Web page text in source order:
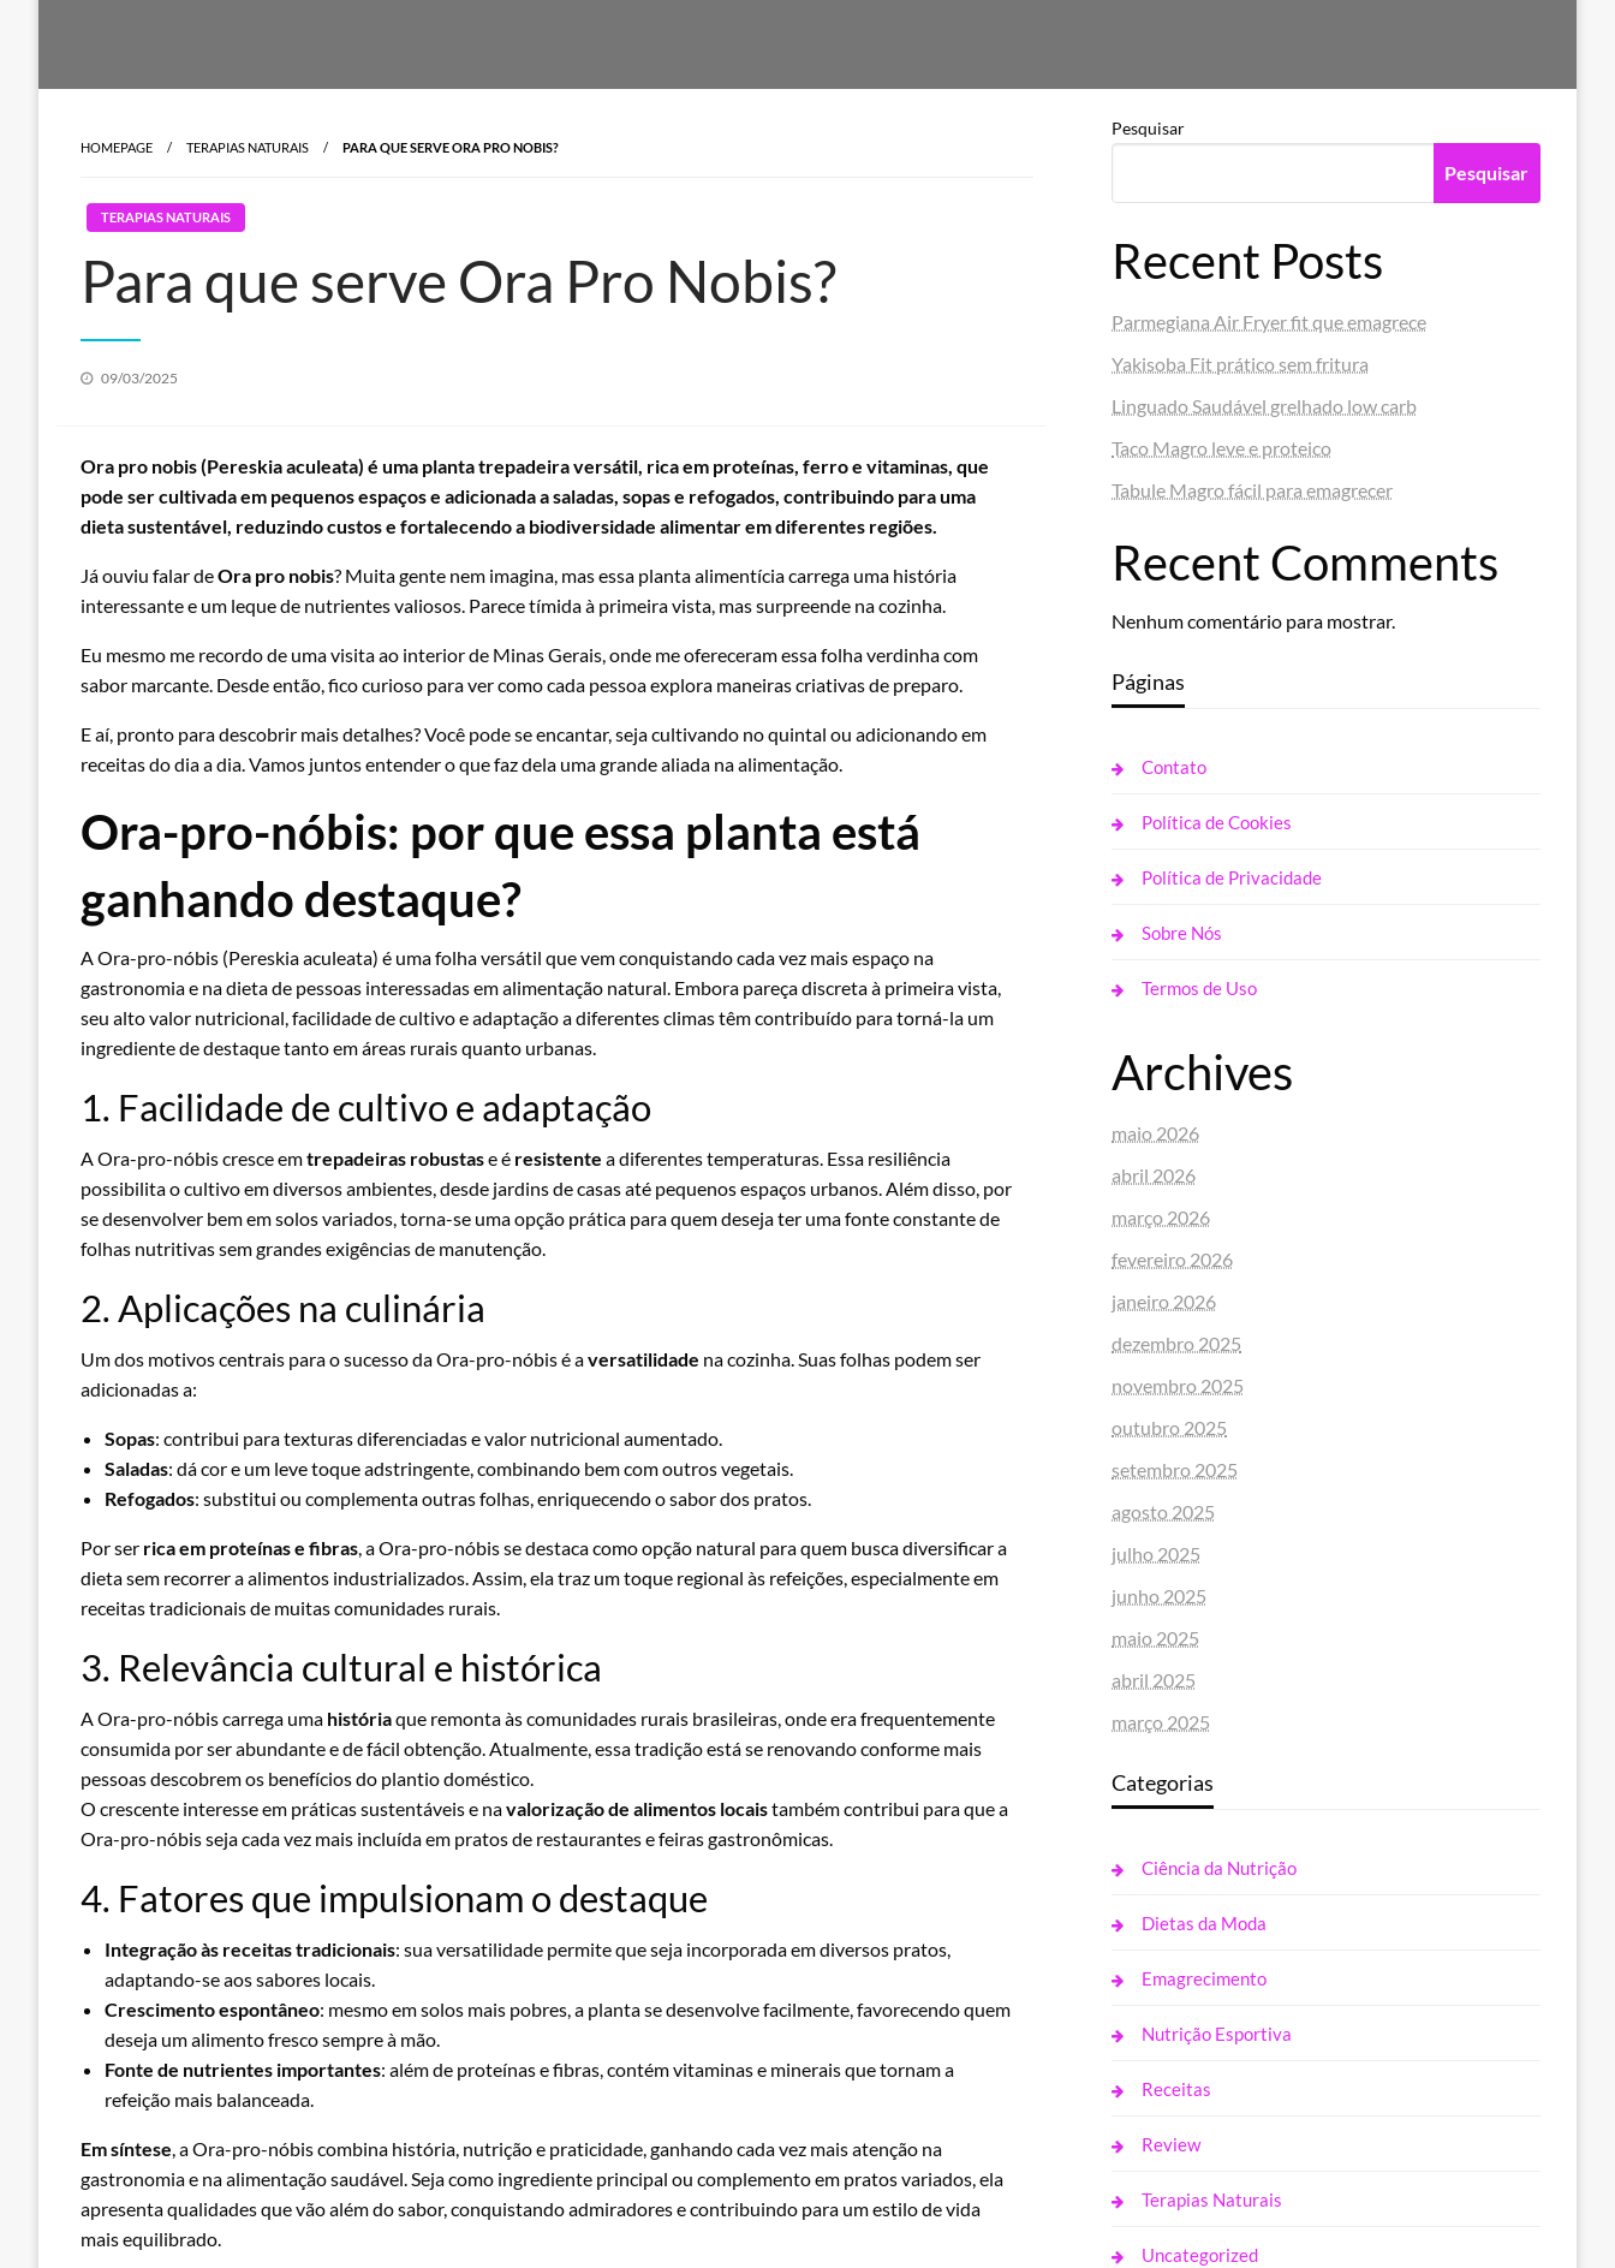
HOMEPAGE TERAPIAS NATURAIS PARA QUE SERVE ORA PRO NOBIS?
TERAPIAS NATURAIS
Para que serve Ora Pro Nobis?
Posted
09/03/2025
Ora pro nobis (Pereskia aculeata) é uma planta trepadeira versátil, rica em proteínas, ferro e vitaminas, que
pode ser cultivada em pequenos espaços e adicionada a saladas, sopas e refogados, contribuindo para uma
dieta sustentável, reduzindo custos e fortalecendo a biodiversidade alimentar em diferentes regiões.
Já ouviu falar deOra pro nobis? Muita gente nem imagina, mas essa planta alimentícia carrega uma história
interessante e um leque de nutrientes valiosos. Parece tímida à primeira vista, mas surpreende na cozinha.
Eu mesmo me recordo de uma visita ao interior de Minas Gerais, onde me ofereceram essa folha verdinha com
sabor marcante. Desde então, fico curioso para ver como cada pessoa explora maneiras criativas de preparo.
E aí, pronto para descobrir mais detalhes? Você pode se encantar, seja cultivando no quintal ou adicionando em
receitas do dia a dia. Vamos juntos entender o que faz dela uma grande aliada na alimentação.
Ora-pro-nóbis: por que essa planta está
ganhando destaque?
A Ora-pro-nóbis (Pereskia aculeata) é uma folha versátil que vem conquistando cada vez mais espaço na
gastronomia e na dieta de pessoas interessadas em alimentação natural. Embora pareça discreta à primeira vista,
seu alto valor nutricional, facilidade de cultivo e adaptação a diferentes climas têm contribuído para torná-la um
ingrediente de destaque tanto em áreas rurais quanto urbanas.
1. Facilidade de cultivo e adaptação
A Ora-pro-nóbis cresce emtrepadeiras robustase é resistente a diferentes temperaturas. Essa resiliência
possibilita o cultivo em diversos ambientes, desde jardins de casas até pequenos espaços urbanos. Além disso, por
se desenvolver bem em solos variados, torna-se uma opção prática para quem deseja ter uma fonte constante de
folhas nutritivas sem grandes exigências de manutenção.
2. Aplicações na culinária
Um dos motivos centrais para o sucesso da Ora-pro-nóbis é aversatilidade na cozinha. Suas folhas podem ser
adicionadas a:
Sopas: contribui para texturas diferenciadas e valor nutricional aumentado.
Saladas: dá cor e um leve toque adstringente, combinando bem com outros vegetais.
Refogados: substitui ou complementa outras folhas, enriquecendo o sabor dos pratos.
Por ser rica em proteínas e fibras, a Ora-pro-nóbis se destaca como opção natural para quem busca diversificar a
dieta sem recorrer a alimentos industrializados. Assim, ela traz um toque regional às refeições, especialmente em
receitas tradicionais de muitas comunidades rurais.
3. Relevância cultural e histórica
A Ora-pro-nóbis carrega uma históriaque remonta às comunidades rurais brasileiras, onde era frequentemente
consumida por ser abundante e de fácil obtenção. Atualmente, essa tradição está se renovando conforme mais
pessoas descobrem os benefícios do plantio doméstico.
O crescente interesse em práticas sustentáveis e navalorização de alimentos locaistambém contribui para que a
Ora-pro-nóbis seja cada vez mais incluída em pratos de restaurantes e feiras gastronômicas.
4. Fatores que impulsionam o destaque
Integração às receitas tradicionais: sua versatilidade permite que seja incorporada em diversos pratos,
adaptando-se aos sabores locais.
Crescimento espontâneo: mesmo em solos mais pobres, a planta se desenvolve facilmente, favorecendo quem
deseja um alimento fresco sempre à mão.
Fonte de nutrientes importantes: além de proteínas e fibras, contém vitaminas e minerais que tornam a
refeição mais balanceada.
Em síntese, a Ora-pro-nóbis combina história, nutrição e praticidade, ganhando cada vez mais atenção na
gastronomia e na alimentação saudável. Seja como ingrediente principal ou complemento em pratos variados, ela
apresenta qualidades que vão além do sabor, conquistando admiradores e contribuindo para um estilo de vida
mais equilibrado.
Pesquisar
Pesquisar
Recent Posts
Parmegiana Air Fryer fit que emagrece
Yakisoba Fit prático sem fritura
Linguado Saudável grelhado low carb
Taco Magro leve e proteico
Tabule Magro fácil para emagrecer
Recent Comments
Nenhum comentário para mostrar.
Páginas
Contato
Política de Cookies
Política de Privacidade
Sobre Nós
Termos de Uso
Archives
maio 2026
abril 2026
março 2026
fevereiro 2026
janeiro 2026
dezembro 2025
novembro 2025
outubro 2025
setembro 2025
agosto 2025
julho 2025
junho 2025
maio 2025
abril 2025
março 2025
Categorias
Ciência da Nutrição
Dietas da Moda
Emagrecimento
Nutrição Esportiva
Receitas
Review
Terapias Naturais
Uncategorized